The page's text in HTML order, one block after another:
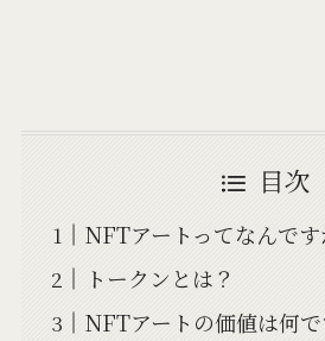
目次
NFTアートってなんです
トークンとは？
NFTアートの価値は何で